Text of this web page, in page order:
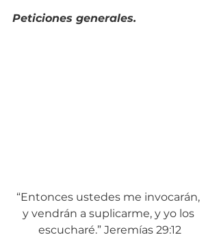
Peticiones generales.
“Entonces ustedes me invocarán,
y vendrán a suplicarme, y yo los
escucharé.” Jeremías 29:12